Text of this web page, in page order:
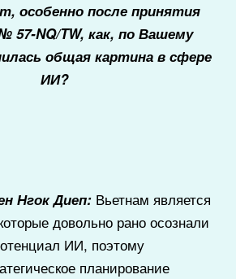
особенно после принятия
57-NQ/TW, как, по Вашему
общая картина в сфере
ИИ?
Нгок Диеп: Вьетнам является
довольно рано осознали
ИИ, поэтому
планирование